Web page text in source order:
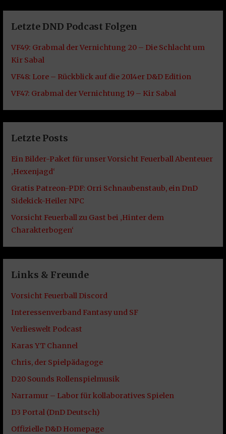
Letzte DND Podcast Folgen
VF49: Grabmal der Vernichtung 20 – Die Schlacht um
Kir Sabal
VF48: Lore – Rückblick auf die 2014er D&D Edition
VF47: Grabmal der Vernichtung 19 – Kir Sabal
Letzte Posts
Ein Bilder-Paket für unser Vorsicht Feuerball Abenteuer
‚Hexenjagd‘
Gratis Patreon-PDF: Orri Schnaubenstaub, ein DnD
Sidekick-Heiler NPC
Vorsicht Feuerball zu Gast bei ‚Hinter dem
Charakterbogen‘
Links & Freunde
Vorsicht Feuerball Discord
Interessenverband Fantasy und SF
Verlieswelt Podcast
Karas YT Channel
Chris, der Spielpädagoge
D20 Sounds Rollenspielmusik
Narramur – Labor für kollaboratives Spielen
D3 Portal (DnD Deutsch)
Offizielle D&D Homepage